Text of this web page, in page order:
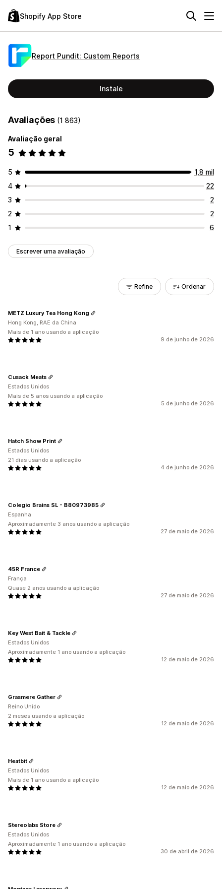
Shopify App Store
Report Pundit: Custom Reports
Instale
Avaliações (1 863)
Avaliação geral
5
5
1,8 mil
4
22
3
2
2
2
1
6
Escrever uma avaliação
Refine Ordenar
9 de junho de 2026
METZ Luxury Tea Hong Kong
Hong Kong, RAE da China
Mais de 1 ano usando a aplicação
5 de junho de 2026
Cusack Meats
Estados Unidos
Mais de 5 anos usando a aplicação
4 de junho de 2026
Hatch Show Print
Estados Unidos
21 dias usando a aplicação
27 de maio de 2026
Colegio Brains SL - B80973985
Espanha
Aproximadamente 3 anos usando a aplicação
27 de maio de 2026
45R France
França
Quase 2 anos usando a aplicação
12 de maio de 2026
Key West Bait & Tackle
Estados Unidos
Aproximadamente 1 ano usando a aplicação
12 de maio de 2026
Grasmere Gather
Reino Unido
2 meses usando a aplicação
12 de maio de 2026
Heatbit
Estados Unidos
Mais de 1 ano usando a aplicação
30 de abril de 2026
Stereolabs Store
Estados Unidos
Aproximadamente 1 ano usando a aplicação